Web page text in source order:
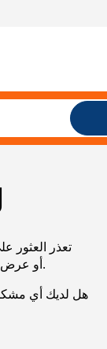
تعذر العثور
URL، أو عرض خريطة الموقع الخاصة بنا لمساعدتك في العثور على ما تريد.
هل لديك أي